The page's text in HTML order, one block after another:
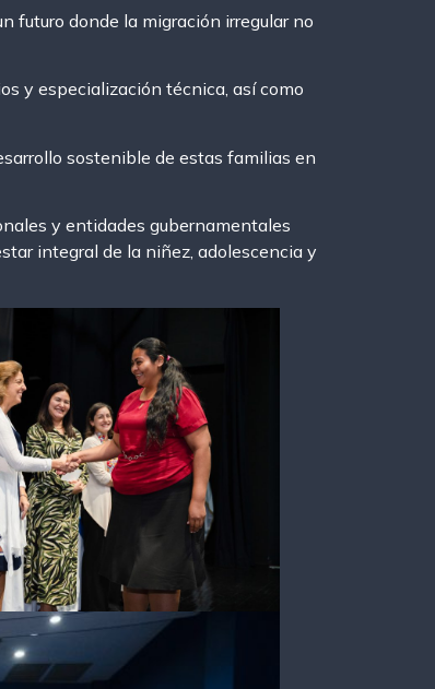
futuro donde la migración irregular no
y especialización técnica, así como
sostenible de estas familias en
y entidades gubernamentales
integral de la niñez, adolescencia y